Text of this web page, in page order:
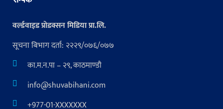
वर्ल्डवाइड प्रोडक्सन मिडिया प्रा.लि.
सूचना बिभाग दर्ता: २२२९/०७६/०७७
का.म.न.पा – २९, काठमाण्डौ
info@shuvabihani.com
+977-01-XXXXXXX